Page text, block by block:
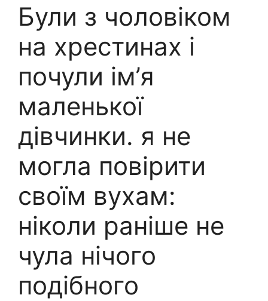
Були з чоловіком
на хpестинах і
почули ім’я
маленької
дівчинки. я не
могла повірити
своїм вухам:
ніколи раніше не
чула нічого
подібного